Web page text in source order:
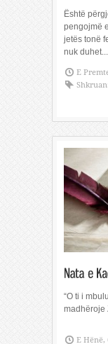
Është
pengojmë
jetës tonë
nuk duhet...
E
Shkruan:
“O ti i
madhëroje
E Hënë,